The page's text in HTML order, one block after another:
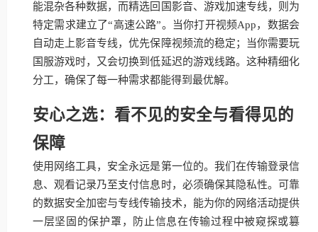
能混杂各种数据，而精选回国影音、游戏加速专线，则为
特定需求建立了“高速公路”。当你打开视频App，数据会
自动走上影音专线，优先保障视频流的稳定；当你需要玩
国服游戏时，又会切换到低延迟的游戏线路。这种精细化
分工，确保了每一种需求都能得到最优解。
安心之选：看不见的安全与看得见的
保障
使用网络工具，安全永远是第一位的。我们在传输登录信
息、观看记录乃至支付信息时，必须确保其隐私性。可靠
的数据安全加密与专线传输技术，能为你的网络活动提供
一层坚固的保护罩，防止信息在传输过程中被窥探或篡